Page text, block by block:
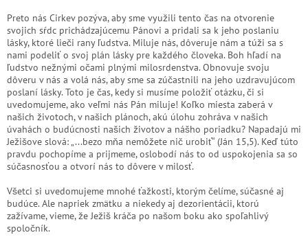
Preto nás Cirkev pozýva, aby sme využili tento čas na otvorenie
svojich sŕdc prichádzajúcemu Pánovi a pridali sa k jeho poslaniu
lásky, ktoré lieči rany ľudstva. Miluje nás, dôveruje nám a túži sa s
nami podeliť o svoj plán lásky pre každého človeka. Boh hľadí na
ľudstvo nežnými očami plnými milosrdenstva. Obnovuje svoju
dôveru v nás a volá nás, aby sme sa zúčastnili na jeho uzdravujúcom
poslaní lásky. Toto je čas, kedy si musíme položiť otázku, či si
uvedomujeme, ako veľmi nás Pán miluje! Koľko miesta zaberá v
našich životoch, v našich plánoch, akú úlohu zohráva v našich
úvahách o budúcnosti našich životov a nášho poriadku? Napadajú mi
Ježišove slová: „...bezo mňa nemôžete nič urobiť“ (Ján 15,5). Keď túto
pravdu pochopíme a prijmeme, oslobodí nás to od uspokojenia sa so
súčasnosťou a otvorí nás to dôvere v milosť.
Všetci si uvedomujeme mnohé ťažkosti, ktorým čelíme, súčasné aj
budúce. Ale napriek zmätku a niekedy aj dezorientácii, ktorú
zažívame, vieme, že Ježiš kráča po našom boku ako spoľahlivý
spoločník.